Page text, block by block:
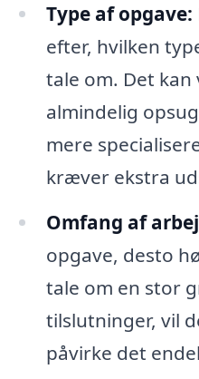
Type af opgave:
efter, hvilken
tale om. Det
almindelig
mere
kræver ekstra
Omfang af
opgave, desto
tale om en stor
tilslutninger, vil
påvirke det